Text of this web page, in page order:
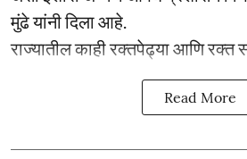
मुंढे यांनी दिला आहे.
राज्यातील काही रक्तपेढ्या आणि रक्त
Read More